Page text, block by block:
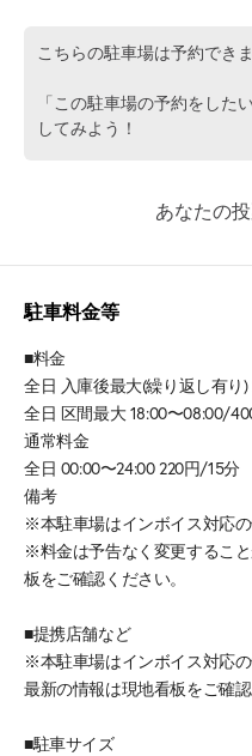
こちらの駐車場は予約できま
「この駐車場の予約をした
してみよう！
あなたの
駐車料金等
■料金
全日 入庫後最大(繰り返し有り
全日 区間最大 18:00〜08:00/
通常料金
全日 00:00〜24:00 220円/15分
備考
※本駐車場はインボイス対応の
※料金は予告なく変更するこ
板をご確認ください。
■提携店舗など
※本駐車場はインボイス対応の
最新の情報は現地看板をご確認
■駐車サイズ